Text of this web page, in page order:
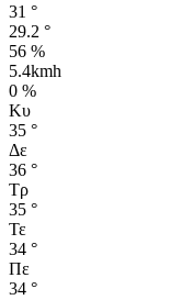
31 °
29.2 °
56 %
5.4kmh
0 %
Κυ
35 °
Δε
36 °
Τρ
35 °
Τε
34 °
Πε
34 °